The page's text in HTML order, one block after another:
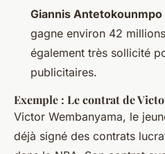
Giannis Antetokounmpo
gagne environ 42
également très sollicité
publicitaires.
Exemple : Le contrat de
Victor Wembanyama, le
déjà signé des contrats